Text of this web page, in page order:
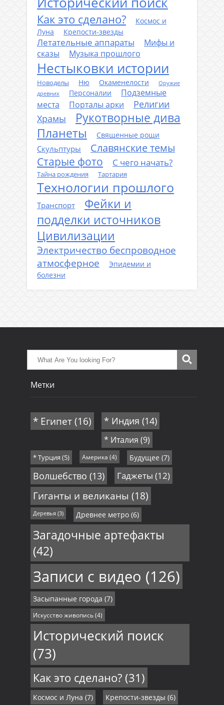
Как это сделано?
Космос и
Луна
Крепости-звезды
Летательные аппараты
Мифы и
сказы
Музыка прошлого
Нестыковки истории
Новоделы Ню Окаменелости
Оружие
древних
Персоналии
Подземные
места
Порталы арки
Религии
Храмы
Рукотворные дива
Планеты
Священные рощи
Скульптуры Славянские темы
Старые фото С чего начать?
Тайна рождения Тартария
Технологии прошлого
Транспорт
Фейки и
подделки источников
Цивилизации
Электричество беспроводное
атмосферное
Эпидемии и
болезни
Метки
* Египет(16) * Индия (14)
* Италия (9)
* Турция (5) Америка (4) Будущее (7)
Волшебство (13) Гаджеты (12)
Гиганты и великаны (18)
Деревья(3) Древнее метро(6)
Загадочные артефакты
(42)
Записи с видео (126)
Засыпанные города (7)
Искусство живопись(4)
Исторический поиск
(73)
Как это сделано?(31)
Космос и Луна (7) Крепости-звезды (6)